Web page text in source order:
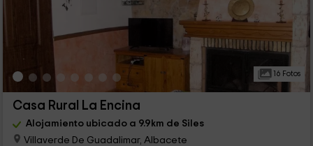
16 Fotos
Casa Rural La Encina
Alojamiento ubicado a 9.9km de Siles
Villaverde De Guadalimar, Albacete